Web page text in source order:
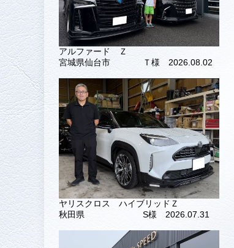
アルファード Ｚ
宮城県仙台市
Ｔ様 2026.08.02
ヤリスクロス ハイブリッドＺ
秋田県
S様 2026.07.31